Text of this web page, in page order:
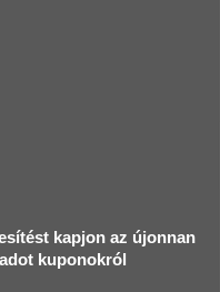
kapjon az újonnan
kuponokról